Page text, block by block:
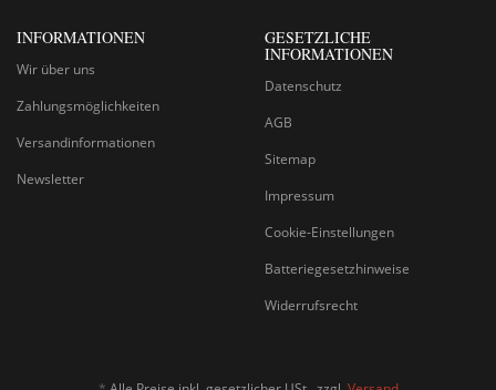
INFORMATIONEN
Wir über uns
Zahlungsmöglichkeiten
Versandinformationen
Newsletter
GESETZLICHE
INFORMATIONEN
Datenschutz
AGB
Sitemap
Impressum
Cookie-Einstellungen
Batteriegesetzhinweise
Widerrufsrecht